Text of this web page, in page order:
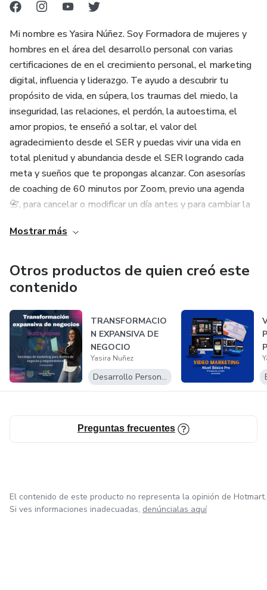
Mi nombre es Yasira Núñez. Soy Formadora de mujeres y
hombres en el área del desarrollo personal con varias
certificaciones de en el crecimiento personal, el marketing
digital, influencia y liderazgo. Te ayudo a descubrir tu
propósito de vida, en súpera, los traumas del miedo, la
inseguridad, las relaciones, el perdón, la autoestima, el
amor propios, te enseñó a soltar, el valor del
agradecimiento desde el SER y puedas vivir una vida en
total plenitud y abundancia desde el SER logrando cada
meta y sueños que te propongas alcanzar. Con asesorías
de coaching de 60 minutos por Zoom, previo una agenda
📇, para cancelar o modificar un día antes y para cambiar la
y recomendarte lo que esté necesitando para lograr tu
Dele clic al link arriba 👆 en el sitio web y agenda ya.
Mostrar más
Otros productos de quien creó este
contenido
TRANSFORMACIO
N EXPANSIVA DE
NEGOCIO
Yasira Nuñez
Desarrollo Personal
Preguntas frecuentes
El contenido de este producto no representa la opinión de Hotmart.
Si ves informaciones inadecuadas, denúncialas aquí